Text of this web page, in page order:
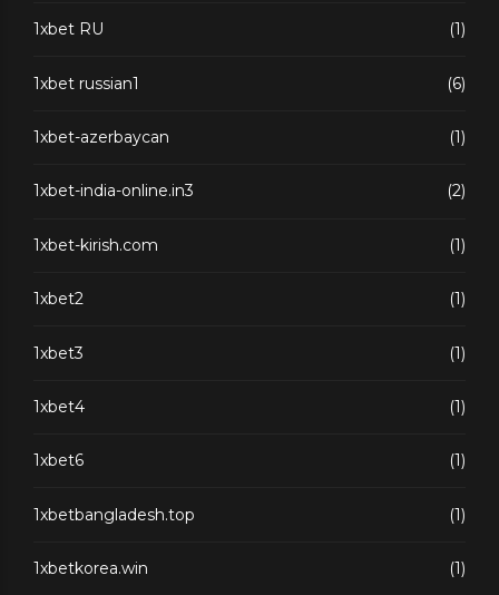
1xbet RU (1)
1xbet russian1 (6)
1xbet-azerbaycan (1)
1xbet-india-online.in3 (2)
1xbet-kirish.com (1)
1xbet2 (1)
1xbet3 (1)
1xbet4 (1)
1xbet6 (1)
1xbetbangladesh.top (1)
1xbetkorea.win (1)